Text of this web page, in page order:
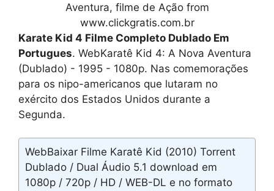
Aventura, filme de Ação from
www.clickgratis.com.br
Karate Kid 4 Filme Completo Dublado Em
Portugues. WebKaratê Kid 4: A Nova Aventura
(Dublado) - 1995 - 1080p. Nas comemorações
para os nipo-americanos que lutaram no
exército dos Estados Unidos durante a
Segunda.
WebBaixar Filme Karatê Kid (2010) Torrent
Dublado / Dual Áudio 5.1 download em
1080p / 720p / HD / WEB-DL e no formato